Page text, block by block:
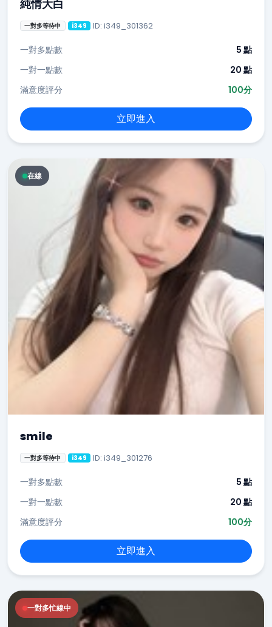
純情大白
一對多等待中 i349 ID: i349_301362
一對多點數
5 點
一對一點數
20 點
滿意度評分
100分
立即進入
在線
smile
一對多等待中 i349 ID: i349_301276
一對多點數
5 點
一對一點數
20 點
滿意度評分
100分
立即進入
一對多忙線中